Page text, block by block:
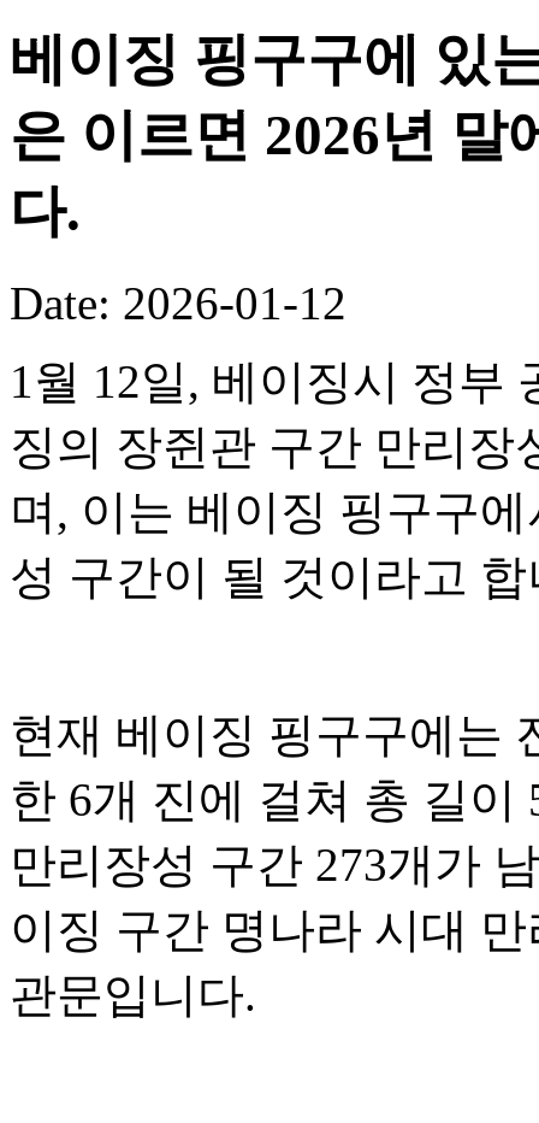
베이징 핑구구에 있
은 이르면 2026년
다.
Date: 2026-01-12
1월 12일, 베이징시 정부
징의 장쥔관 구간 만리장
며, 이는 베이징 핑구구
성 구간이 될 것이라고
현재 베이징 핑구구에는
한 6개 진에 걸쳐 총 길이
만리장성 구간 273개가
이징 구간 명나라 시대
관문입니다.